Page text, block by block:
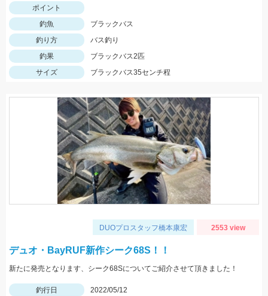
ポイント
釣魚
ブラックバス
釣り方
バス釣り
釣果
ブラックバス2匹
サイズ
ブラックバス35センチ程
DUOプロスタッフ橋本康宏 2553 view
デュオ・BayRUF新作シーク68S！！
新たに発売となります、シーク68Sについてご紹介させて頂きました！
釣行日
2022/05/12